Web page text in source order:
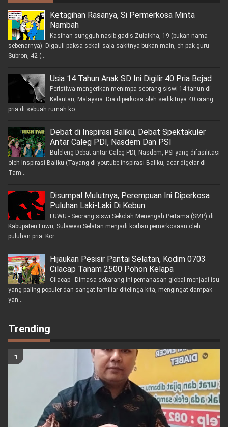
Ketagihan Rasanya, Si Permerkosa Minta
Nambah
Kasihan sungguh nasib gadis Zulaikha, 19 (bukan nama
sebenarnya). Digauli paksa sekali saja sakitnya bukan main, eh pak guru
Subron, 42 (...
Usia 14 Tahun Anak SD Ini Digilir 40 Pria Bejad
Peristiwa mengerikan menimpa seorang siswi 14 tahun di
Kelantan, Malaysia. Dia diperkosa oleh sedikitnya 40 orang
pria di sebuah rumah ko...
Debat di Inspirasi Baliku, Debat Spektakuler
Antar Caleg PDI, Nasdem Dan PSI
Buleleng-Debat antar Caleg PDI, Nasdem, PSI yang difasilitasi
oleh Inspirasi Baliku (Tayang di youtube inspirasi Baliku, acar digelar di
Tam...
Disumpal Mulutnya, Perempuan Ini Diperkosa
Puluhan Laki-Laki Di Kebun
LUWU - Seorang siswi Sekolah Menengah Pertama (SMP) di
Kabupaten Luwu, Sulawesi Selatan menjadi korban pemerkosaan oleh
puluhan pria. Kor...
Hijaukan Pesisir Pantai Selatan, Kodim 0703
Cilacap Tanam 2500 Pohon Kelapa
Cilacap - Dimasa sekarang ini pemanasan global menjadi isu
yang paling populer dan sangat familiar ditelinga kita, mengingat dampak
yan...
Trending